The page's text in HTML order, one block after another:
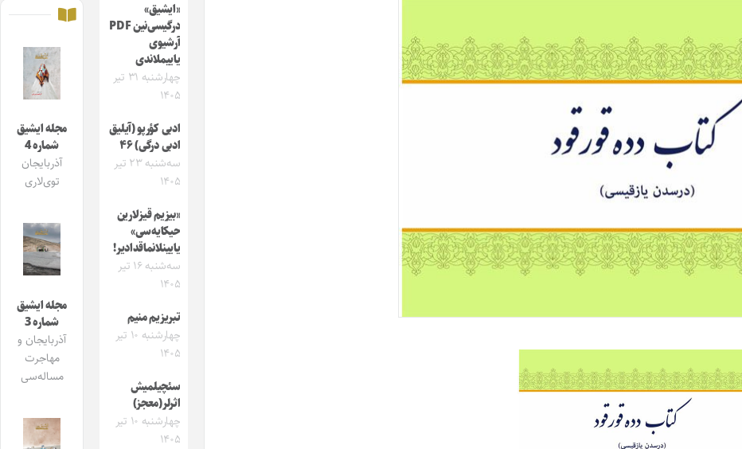
«ایشیق»
درگیسی‌نین PDF
آرشیوی
یاییملاندی
چهارشنبه ۳۱ تیر
۱۴۰۵
ادبی کؤرپو (آیلیق
ادبی درگی) ۴۶
سه‌شنبه ۲۳ تیر
۱۴۰۵
«بیزیم قیزلارین
حیکایه‌سی»
یایینلانماقدادیر!
سه‌شنبه ۱۶ تیر
۱۴۰۵
تبریزیم منیم
چهارشنبه ۱۰ تیر
۱۴۰۵
سئچیلمیش
اثرلر(معجز)
چهارشنبه ۱۰ تیر
۱۴۰۵
مجله ایشیق
شماره 4
آذربایجان
توی‌لاری
مجله ایشیق
شماره 3
آذربایجان و
مهاجرت
مساله‌سی